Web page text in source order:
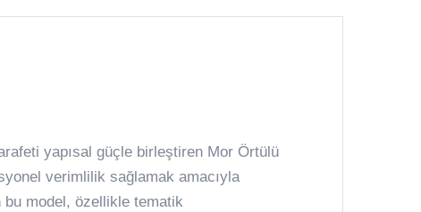
yapısal güçle birleştiren Mor Örtülü
verimlilik sağlamak amacıyla
bu model, özellikle tematik